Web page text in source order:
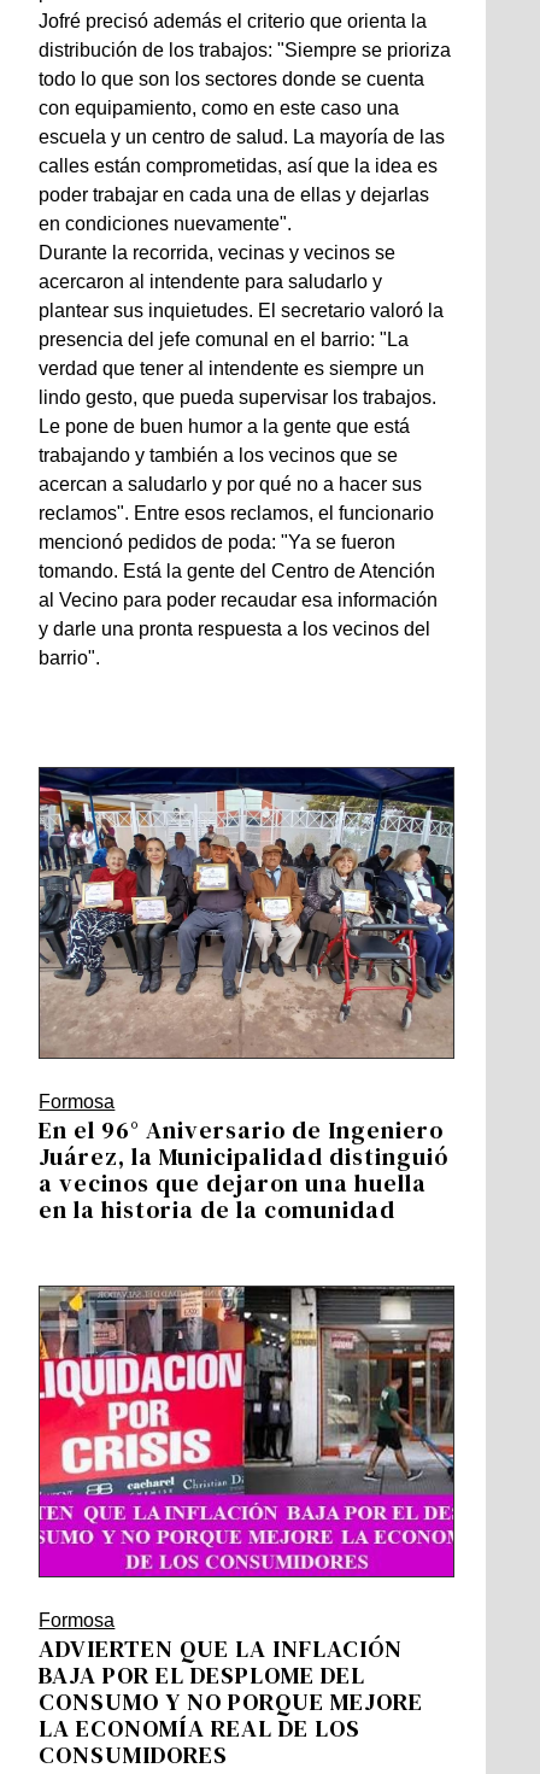
Jofré precisó además el criterio que orienta la
distribución de los trabajos: "Siempre se prioriza
todo lo que son los sectores donde se cuenta
con equipamiento, como en este caso una
escuela y un centro de salud. La mayoría de las
calles están comprometidas, así que la idea es
poder trabajar en cada una de ellas y dejarlas
en condiciones nuevamente".
Durante la recorrida, vecinas y vecinos se
acercaron al intendente para saludarlo y
plantear sus inquietudes. El secretario valoró la
presencia del jefe comunal en el barrio: "La
verdad que tener al intendente es siempre un
lindo gesto, que pueda supervisar los trabajos.
Le pone de buen humor a la gente que está
trabajando y también a los vecinos que se
acercan a saludarlo y por qué no a hacer sus
reclamos". Entre esos reclamos, el funcionario
mencionó pedidos de poda: "Ya se fueron
tomando. Está la gente del Centro de Atención
al Vecino para poder recaudar esa información
y darle una pronta respuesta a los vecinos del
barrio".
Formosa
En el 96° Aniversario de Ingeniero
Juárez, la Municipalidad distinguió
a vecinos que dejaron una huella
en la historia de la comunidad
Formosa
ADVIERTEN QUE LA INFLACIÓN
BAJA POR EL DESPLOME DEL
CONSUMO Y NO PORQUE MEJORE
LA ECONOMÍA REAL DE LOS
CONSUMIDORES